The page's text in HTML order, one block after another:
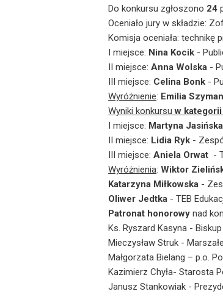
Do konkursu zgłoszono 24
Oceniało jury w składzie:
Komisja oceniała: technikę
I miejsce: Nina Kocik -
II miejsce:Anna Wolska -
III miejsce: Celina Bonk -
Wyróżnienie: Emilia
Wyniki konkursuw
I miejsce: Martyna Jasińska
II miejsce: Lidia Ryk -
III miejsce:Aniela Orwat -
Wyróżnienia:Wiktor
Katarzyna Miłkowska -
Oliwer Jedtka - TEB
Patronat honorowynad
Ks. Ryszard Kasyna -
Mieczysław Struk -
Małgorzata Bielang – p.o.
Kazimierz Chyła- Starosta
Janusz Stankowiak -